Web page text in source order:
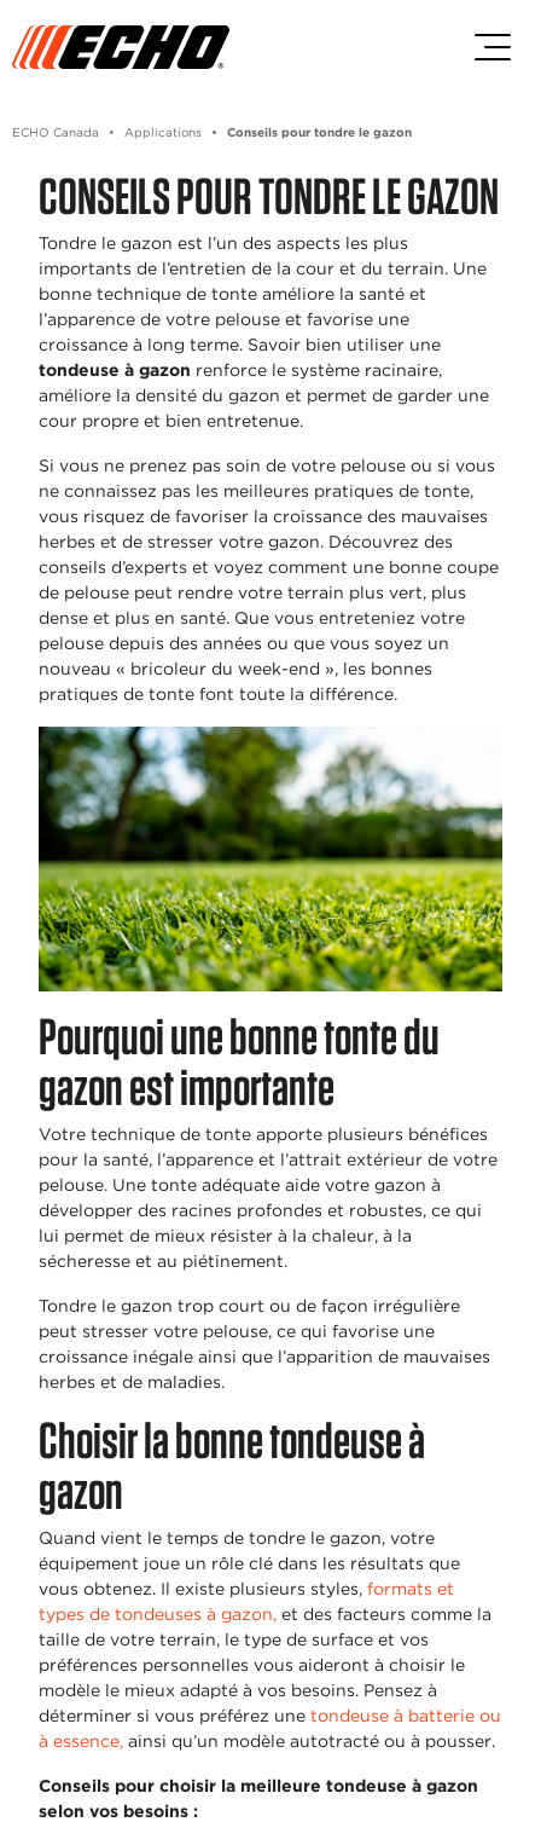
ECHO Canada Applications Conseils pour tondre le gazon
CONSEILS POUR TONDRE LE GAZON
Tondre le gazon est l’un des aspects les plus
importants de l’entretien de la cour et du terrain. Une
bonne technique de tonte améliore la santé et
l’apparence de votre pelouse et favorise une
croissance à long terme. Savoir bien utiliser une
tondeuse à gazon renforce le système racinaire,
améliore la densité du gazon et permet de garder une
cour propre et bien entretenue.
Si vous ne prenez pas soin de votre pelouse ou si vous
ne connaissez pas les meilleures pratiques de tonte,
vous risquez de favoriser la croissance des mauvaises
herbes et de stresser votre gazon. Découvrez des
conseils d’experts et voyez comment une bonne coupe
de pelouse peut rendre votre terrain plus vert, plus
dense et plus en santé. Que vous entreteniez votre
pelouse depuis des années ou que vous soyez un
nouveau « bricoleur du week-end », les bonnes
pratiques de tonte font toute la différence.
Pourquoi une bonne tonte du
gazon est importante
Votre technique de tonte apporte plusieurs bénéfices
pour la santé, l’apparence et l’attrait extérieur de votre
pelouse. Une tonte adéquate aide votre gazon à
développer des racines profondes et robustes, ce qui
lui permet de mieux résister à la chaleur, à la
sécheresse et au piétinement.
Tondre le gazon trop court ou de façon irrégulière
peut stresser votre pelouse, ce qui favorise une
croissance inégale ainsi que l’apparition de mauvaises
herbes et de maladies.
Choisir la bonne tondeuse à
gazon
Quand vient le temps de tondre le gazon, votre
équipement joue un rôle clé dans les résultats que
vous obtenez. Il existe plusieurs styles, formats et
types de tondeuses à gazon, et des facteurs comme la
taille de votre terrain, le type de surface et vos
préférences personnelles vous aideront à choisir le
modèle le mieux adapté à vos besoins. Pensez à
déterminer si vous préférez une tondeuse à batterie ou
à essence, ainsi qu’un modèle autotracté ou à pousser.
Conseils pour choisir la meilleure tondeuse à gazon
selon vos besoins :